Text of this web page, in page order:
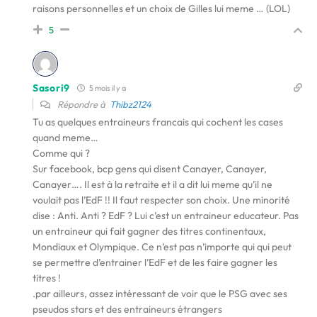
raisons personnelles et un choix de Gilles lui meme … (LOL)
5
Sasori9 5 mois il y a
Répondre à Thibz2124
Tu as quelques entraineurs francais qui cochent les cases
quand meme…
Comme qui ?
Sur facebook, bcp gens qui disent Canayer, Canayer,
Canayer…. Il est à la retraite et il a dit lui meme qu’il ne
voulait pas l’EdF !! Il faut respecter son choix. Une minorité
dise : Anti. Anti ? EdF ? Lui c’est un entraineur educateur. Pas
un entraineur qui fait gagner des titres continentaux,
Mondiaux et Olympique. Ce n’est pas n’importe qui qui peut
se permettre d’entrainer l’EdF et de les faire gagner les
titres !
.par ailleurs, assez intéressant de voir que le PSG avec ses
pseudos stars et des entraineurs étrangers